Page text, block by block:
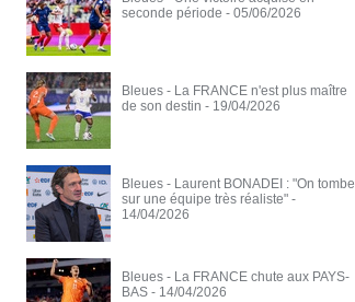
seconde période - 05/06/2026
Bleues - La FRANCE n'est plus maître
de son destin - 19/04/2026
Bleues - Laurent BONADEI : "On tombe
sur une équipe très réaliste" -
14/04/2026
Bleues - La FRANCE chute aux PAYS-
BAS - 14/04/2026